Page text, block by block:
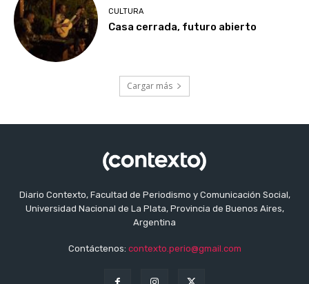
CULTURA
Casa cerrada, futuro abierto
Cargar más
Diario Contexto, Facultad de Periodismo y Comunicación Social,
Universidad Nacional de La Plata, Provincia de Buenos Aires,
Argentina
Contáctenos: contexto.perio@gmail.com